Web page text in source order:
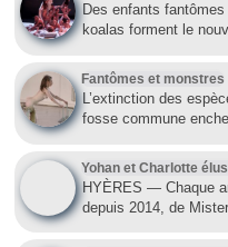
Des enfants
koalas forment le
Fantômes et monstres
L’extinction des
fosse commune
Yohan et Charlotte
HYÈRES — Chaque
depuis 2014, de